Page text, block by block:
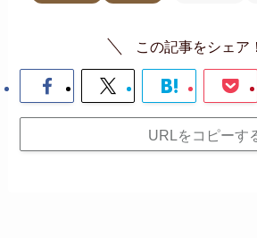
この記事をシェア！
URLをコピーす